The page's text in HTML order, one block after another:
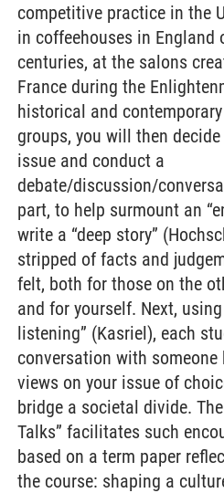
competitive practice in the
in coffeehouses in England
centuries, at the salons
France during the
historical and
groups, you will then
issue and conduct a
debate/discussion/
part, to help surmount an
write a “deep story”
stripped of facts and
felt, both for those on the
and for yourself. Next,
listening” (Kasriel), each
conversation with
views on your issue of
bridge a societal divide.
Talks” facilitates such
based on a term paper
the course: shaping a